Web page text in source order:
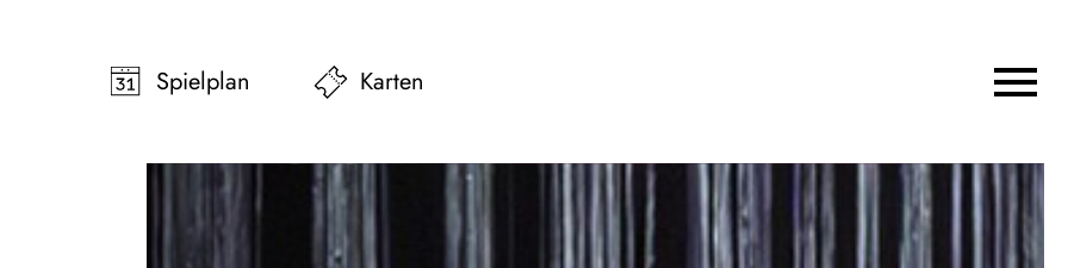
Spielplan
Karten